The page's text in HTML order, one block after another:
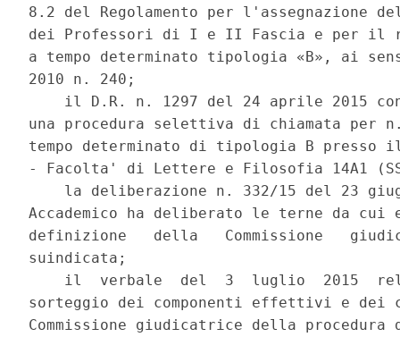
8.2 del Regolamento per l'assegnazione
dei Professori di I e II Fascia e per il
a tempo determinato tipologia «B», ai
2010 n. 240;
il D.R. n. 1297 del 24 aprile 2015
una procedura selettiva di chiamata
tempo determinato di tipologia B
- Facolta' di Lettere e Filosofia 14A1
la deliberazione n. 332/15 del 23
Accademico ha deliberato le terne da
definizione   della   Commissione
suindicata;
il  verbale  del  3  luglio  2015
sorteggio dei componenti effettivi e dei
Commissione giudicatrice della procedura